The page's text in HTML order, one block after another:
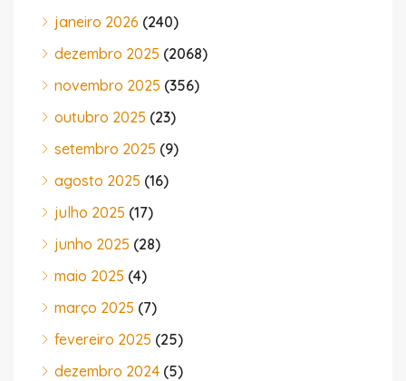
janeiro 2026 (240)
dezembro 2025 (2068)
novembro 2025 (356)
outubro 2025 (23)
setembro 2025 (9)
agosto 2025 (16)
julho 2025 (17)
junho 2025 (28)
maio 2025 (4)
março 2025 (7)
fevereiro 2025 (25)
dezembro 2024 (5)